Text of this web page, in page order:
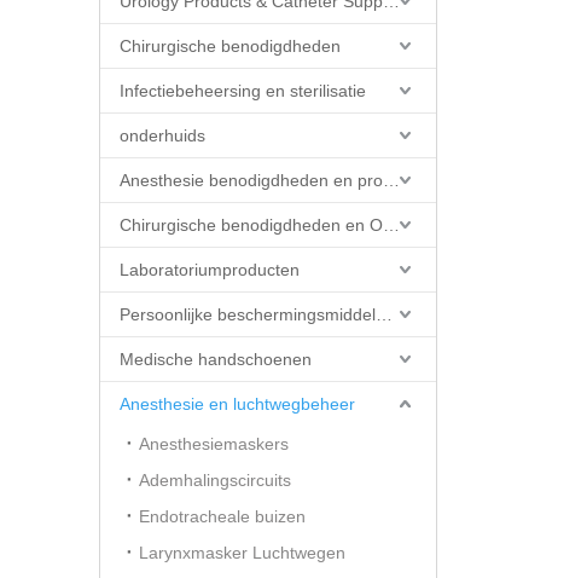
Chirurgische benodigdheden
Infectiebeheersing en sterilisatie
onderhuids
Laboratoriumproducten
Medische handschoenen
Anesthesie en luchtwegbeheer
Anesthesiemaskers
Ademhalingscircuits
Endotracheale buizen
Larynxmasker Luchtwegen